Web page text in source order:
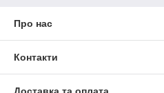
Про нас
Контакти